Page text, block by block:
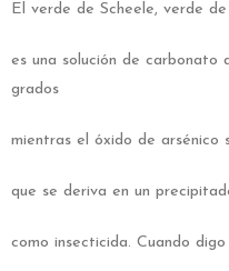
El verde de Scheele, verde
es una solución de carbonato
grados
mientras el óxido de arsénico
que se deriva en un
como insecticida. Cuando